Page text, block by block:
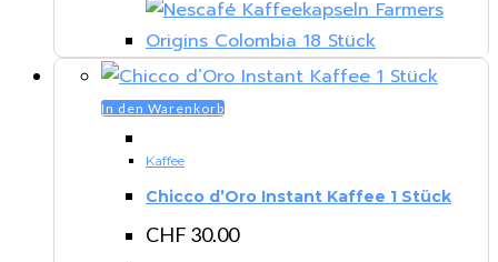
In den Warenkorb
Kaffee
Chicco d’Oro Instant Kaffee 1 Stück
CHF 30.00